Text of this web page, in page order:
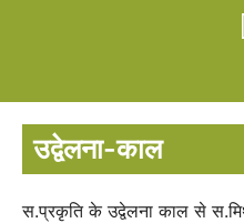
उद्वेलना-काल
स.प्रकृति के उद्वेलना काल से